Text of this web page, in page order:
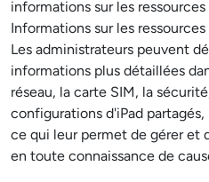
informations sur les
Informations sur les
Les administrateurs peuvent
informations plus détaillées
réseau, la carte SIM, la
configurations d'iPad
ce qui leur permet de gérer et
en toute connaissance de